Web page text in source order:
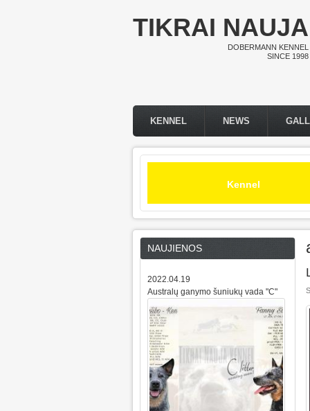
TIKRAI NAUJA
DOBERMANN KENNEL
SINCE 1998
Main menu
KENNEL NEWS
Kennel
NAUJIENOS
2022.04.19
Australų ganymo šuniukų vada "C"